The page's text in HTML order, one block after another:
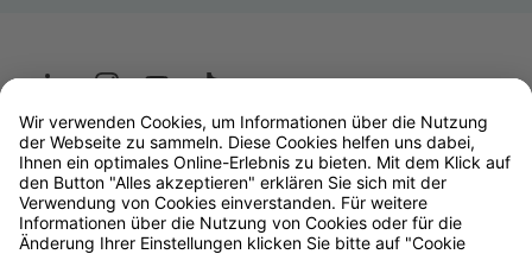
Wüstenrot
W&W Gruppe
OLB Bank
Makler